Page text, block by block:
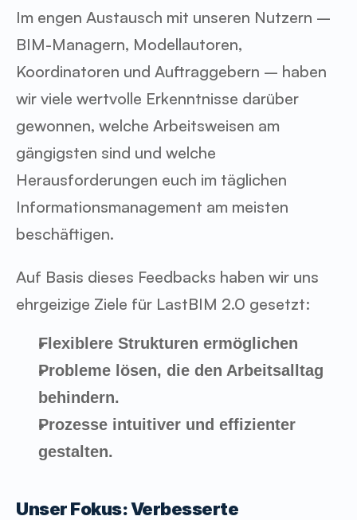
Im engen Austausch mit unseren Nutzern –
BIM-Managern, Modellautoren,
Koordinatoren und Auftraggebern – haben
wir viele wertvolle Erkenntnisse darüber
gewonnen, welche Arbeitsweisen am
gängigsten sind und welche
Herausforderungen euch im täglichen
Informationsmanagement am meisten
beschäftigen.
Auf Basis dieses Feedbacks haben wir uns
ehrgeizige Ziele für LastBIM 2.0 gesetzt:
Flexiblere Strukturen ermöglichen
Probleme lösen, die den Arbeitsalltag
behindern.
Prozesse intuitiver und effizienter
gestalten.
Unser Fokus: Verbesserte